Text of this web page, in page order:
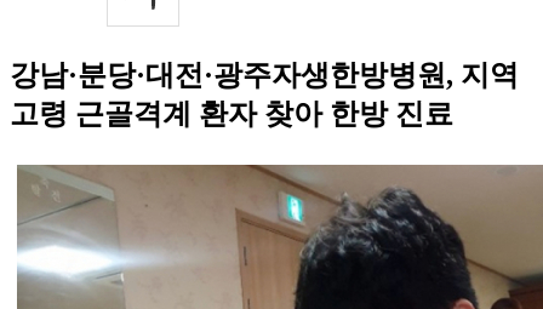
강남·분당·대전·광주자생한방병원, 지역
고령 근골격계 환자 찾아 한방 진료